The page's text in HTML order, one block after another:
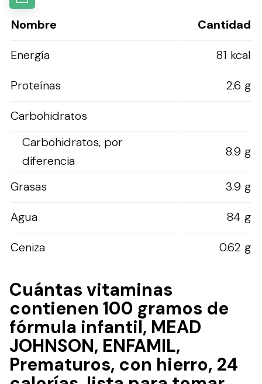
Nombre
Cantidad
Energía
81 kcal
Proteínas
2.6 g
Carbohidratos
Carbohidratos, por
diferencia
8.9 g
Grasas
3.9 g
Agua
84 g
Ceniza
0.62 g
Cuántas vitaminas
contienen 100 gramos de
fórmula infantil, MEAD
JOHNSON, ENFAMIL,
Prematuros, con hierro, 24